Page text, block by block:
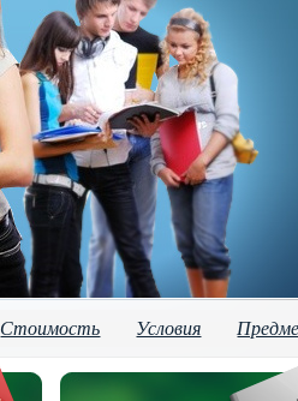
Стоимость Условия